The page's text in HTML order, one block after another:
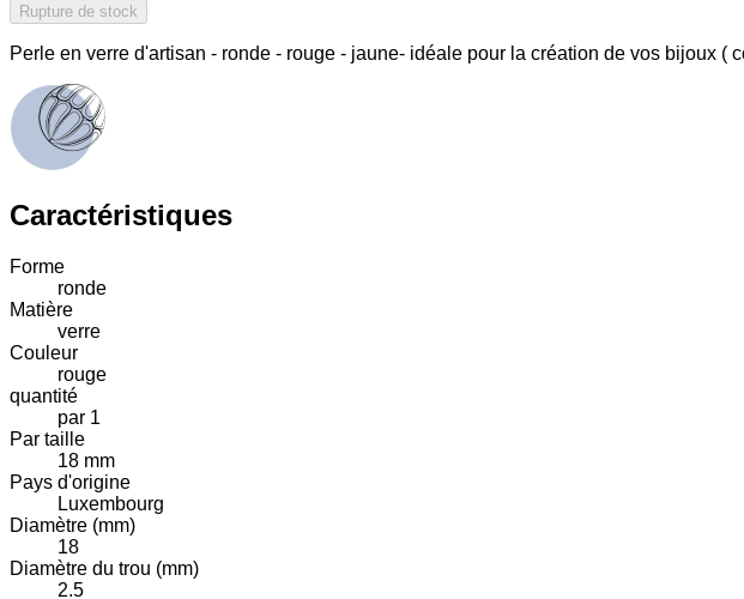
Rupture de stock
Perle en verre d'artisan - ronde - rouge - jaune- idéale pour la création de vos bijoux
Caractéristiques
Forme
ronde
Matière
verre
Couleur
rouge
quantité
par 1
Par taille
18 mm
Pays d'origine
Luxembourg
Diamètre (mm)
18
Diamètre du trou (mm)
2.5